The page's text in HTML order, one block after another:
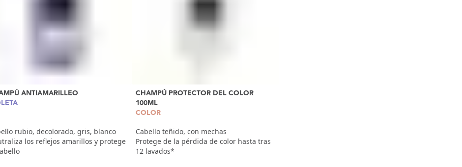
ANTIAMARILLEO
rubio, decolorado, gris, blanco
los reflejos amarillos y protege
CHAMPÚ PROTECTOR DEL COLOR
100ML
COLOR
Cabello teñido, con mechas
Protege de la pérdida de color hasta tras
12 lavados*